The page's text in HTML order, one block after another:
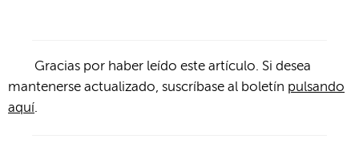
Gracias por haber leído este artículo. Si desea
mantenerse actualizado, suscríbase al boletín pulsando
aquí.